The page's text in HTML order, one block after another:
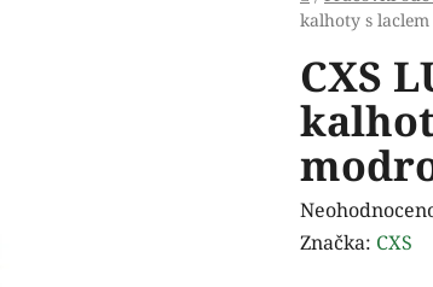
kalhoty s
CXS
Průměrné
hodnocení
Značka: CXS